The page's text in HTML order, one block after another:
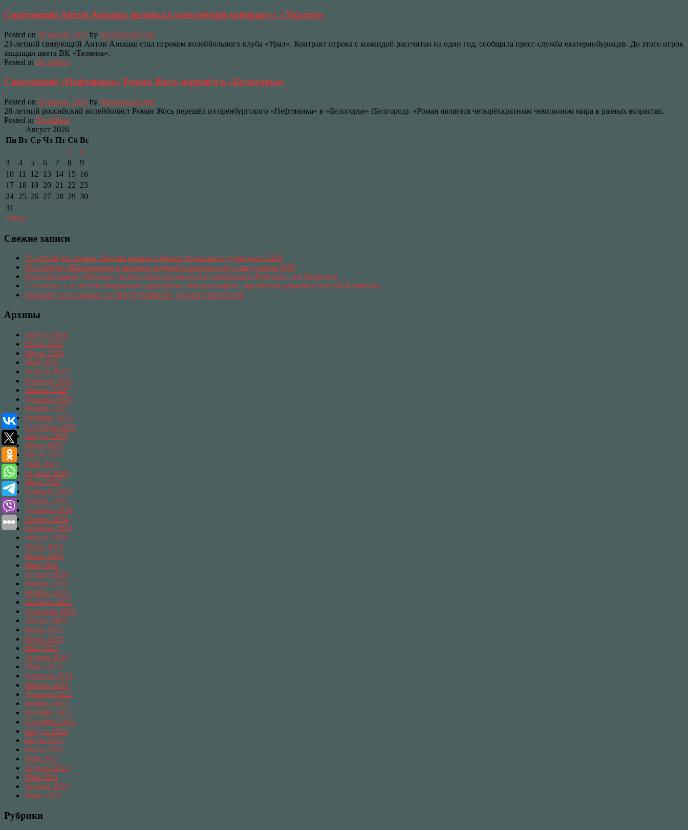
Связующий Антон Аношко подписал однолетний контракт с «Уралом»
Posted on 20 июня, 2024 by Чемпионат.com
23-летний связующий Антон Аношко стал игроком волейбольного клуба «Урал». Контракт игрока с командой рассчитан на один год, сообщила пресс-служба екатеринбуржцев. До этого игрок
защищал цвета ВК «Тюмень».
Posted in Волейбол
Связующий «Нефтяника» Роман Жось перешёл в «Белогорье»
Posted on 20 июня, 2024 by Чемпионат.com
28-летний российский волейболист Роман Жось перешёл из оренбургского «Нефтяника» в «Белогорье» (Белгород). «Роман является четырёхкратным чемпионом мира в разных возрастах.
Posted in Волейбол
Август 2026
Пн Вт Ср Чт Пт Сб Вс
1
2
3
4 5 6 7 8
9
10 11 12 13 14 15 16
17 18 19 20 21 22 23
24 25 26 27 28 29 30
31
« Июл
Свежие записи
16-летняя россиянка Лютова вышла в финал теннисного турнира в США
Геа победил Шаповалова и завоевал первый в карьере титул на турнире АТР
Баскетбольный «Монако» за лето лишился места и в чемпионате Франции, и в Евролиге
«Атланта» с ассистом Миранчука проиграла «Филадельфии», пропустив дважды после 90-й минуты
Первый гол Каземиро за «Интер Майами» оказался автоголом
Архивы
Август 2026
Июль 2026
Июнь 2026
Май 2026
Апрель 2026
Февраль 2026
Январь 2026
Декабрь 2025
Ноябрь 2025
Октябрь 2025
Сентябрь 2025
Август 2025
Июль 2025
Июнь 2025
Май 2025
Апрель 2025
Март 2025
Февраль 2025
Январь 2025
Декабрь 2024
Ноябрь 2024
Октябрь 2024
Август 2024
Июль 2024
Июнь 2024
Май 2024
Апрель 2024
Январь 2024
Ноябрь 2023
Октябрь 2023
Сентябрь 2023
Август 2023
Июль 2023
Июнь 2023
Май 2023
Апрель 2023
Март 2023
Февраль 2023
Январь 2023
Декабрь 2022
Ноябрь 2022
Октябрь 2022
Сентябрь 2022
Август 2022
Июль 2022
Июнь 2022
Май 2022
Апрель 2022
Май 2021
Апрель 2021
Март 2021
Рубрики